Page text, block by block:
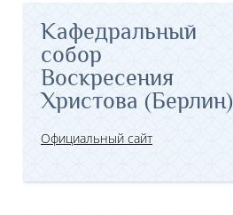
Кафедральный
собор
Воскресения
Христова (Берлин)
Официальный сайт